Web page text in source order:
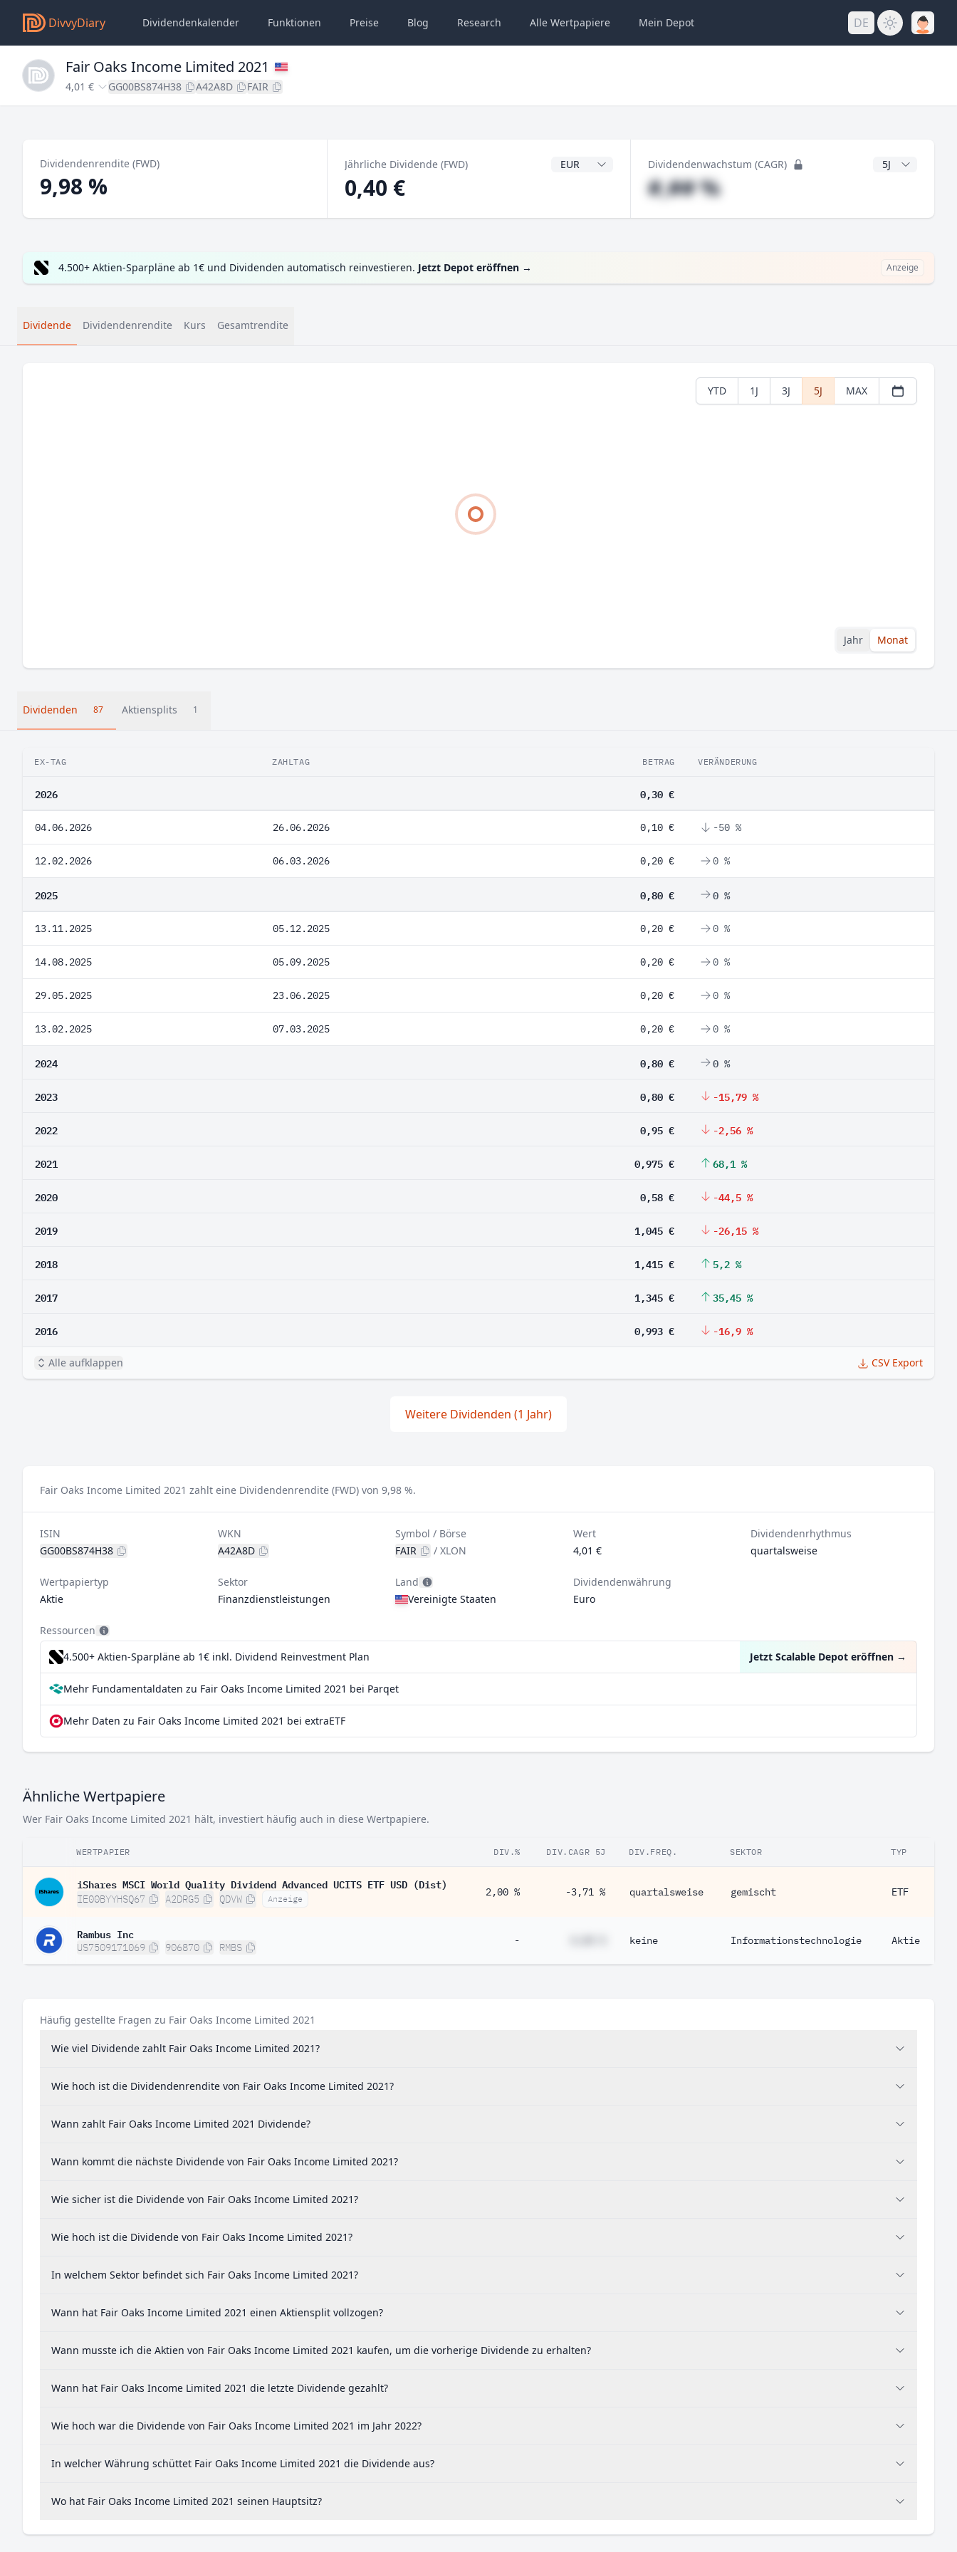
DivvyDiary Dividendenkalender Funktionen Preise Blog Research Alle Wertpapiere Mein Depot DE
Fair Oaks Income Limited 2021
4,01 € GG00BS874H38 A42A8D FAIR
Dividendenrendite (FWD)
9,98 %
Jährliche Dividende (FWD) Dividendenwährung
0,40 €
Dividendenwachstum (CAGR) CAGR Jahre
#,## %
4.500+ Aktien-Sparpläne ab 1€ und Dividenden automatisch reinvestieren. Jetzt Depot eröffnen → Anzeige
Dividende Dividendenrendite Kurs Gesamtrendite
YTD 1J 3J 5J MAX
Jahr Monat
Dividenden 87 Aktiensplits 1
EX-TAG ZAHLTAG BETRAG VERÄNDERUNG
2026 0,30 €
04.06.2026 26.06.2026 0,10 € -50 %
12.02.2026 06.03.2026 0,20 € 0 %
2025 0,80 € 0 %
13.11.2025 05.12.2025 0,20 € 0 %
14.08.2025 05.09.2025 0,20 € 0 %
29.05.2025 23.06.2025 0,20 € 0 %
13.02.2025 07.03.2025 0,20 € 0 %
2024 0,80 € 0 %
2023 0,80 € -15,79 %
2022 0,95 € -2,56 %
2021 0,975 € 68,1 %
2020 0,58 € -44,5 %
2019 1,045 € -26,15 %
2018 1,415 € 5,2 %
2017 1,345 € 35,45 %
2016 0,993 € -16,9 %
Alle aufklappen CSV Export
Weitere Dividenden (1 Jahr)
Fair Oaks Income Limited 2021 zahlt eine Dividendenrendite (FWD) von 9,98 %.
ISIN
GG00BS874H38
WKN
A42A8D
Symbol / Börse
FAIR
/XLON
Wert
4,01 €
Dividendenrhythmus
quartalsweise
Wertpapiertyp
Aktie
Sektor
Finanzdienstleistungen
Land
Vereinigte Staaten
Dividendenwährung
Euro
Ressourcen
4.500+ Aktien-Sparpläne ab 1€ inkl. Dividend Reinvestment Plan Jetzt Scalable Depot eröffnen →
Mehr Fundamentaldaten zu Fair Oaks Income Limited 2021 bei Parqet
Mehr Daten zu Fair Oaks Income Limited 2021 bei extraETF
Ähnliche Wertpapiere
Wer Fair Oaks Income Limited 2021 hält, investiert häufig auch in diese Wertpapiere.
WERTPAPIER DIV.% DIV.CAGR 5J DIV.FREQ. SEKTOR TYP
iShares MSCI World Quality Dividend Advanced UCITS ETF USD (Dist)
IE00BYYHSQ67 A2DRG5 QDVW Anzeige
2,00 % -3,71 % quartalsweise gemischt ETF
Rambus Inc
US7509171069 906870 RMBS
- keine Informationstechnologie Aktie
Häufig gestellte Fragen zu Fair Oaks Income Limited 2021
Wie viel Dividende zahlt Fair Oaks Income Limited 2021?
Wie hoch ist die Dividendenrendite von Fair Oaks Income Limited 2021?
Wann zahlt Fair Oaks Income Limited 2021 Dividende?
Wann kommt die nächste Dividende von Fair Oaks Income Limited 2021?
Wie sicher ist die Dividende von Fair Oaks Income Limited 2021?
Wie hoch ist die Dividende von Fair Oaks Income Limited 2021?
In welchem Sektor befindet sich Fair Oaks Income Limited 2021?
Wann hat Fair Oaks Income Limited 2021 einen Aktiensplit vollzogen?
Wann musste ich die Aktien von Fair Oaks Income Limited 2021 kaufen, um die vorherige Dividende zu erhalten?
Wann hat Fair Oaks Income Limited 2021 die letzte Dividende gezahlt?
Wie hoch war die Dividende von Fair Oaks Income Limited 2021 im Jahr 2022?
In welcher Währung schüttet Fair Oaks Income Limited 2021 die Dividende aus?
Wo hat Fair Oaks Income Limited 2021 seinen Hauptsitz?